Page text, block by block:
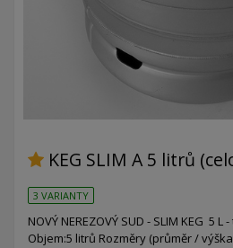
KEG SLIM A 5 litrů
3 VARIANTY
NOVÝ NEREZOVÝ SUD - SLIM KEG 5
Objem:5 litrů Rozměry (průměr /